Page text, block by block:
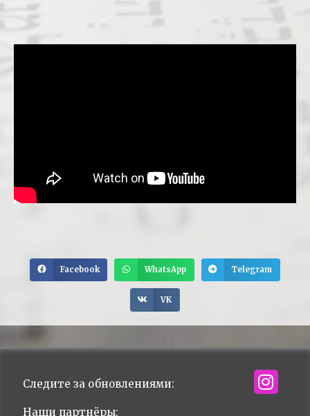
Facebook WhatsApp Telegram
VK
Следите за обновлениями:
Наши партнёры: